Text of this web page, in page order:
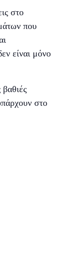
στο
που
είναι μόνο
στο